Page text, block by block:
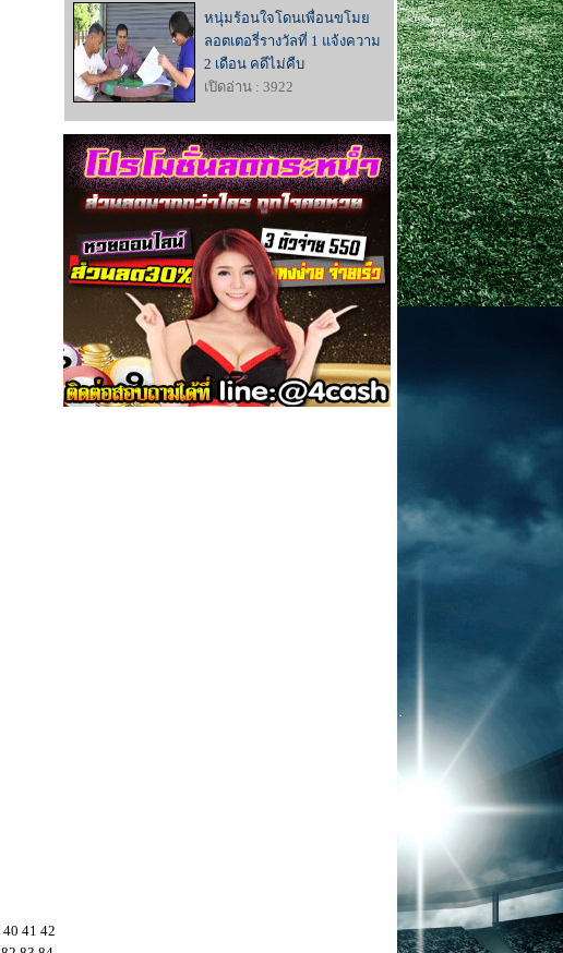
40 41 42
หนุ่มร้อนใจโดนเพื่อนขโมย
ลอตเตอรี่รางวัลที่ 1 แจ้งความ
2 เดือน คดีไม่คืบ
เปิดอ่าน : 3922